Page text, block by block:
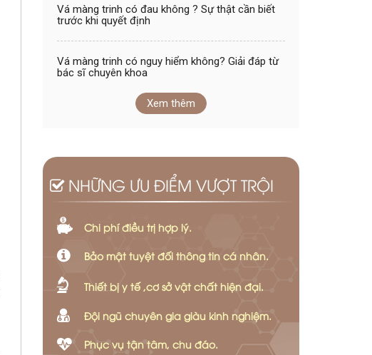
Vá màng trinh có đau không ? Sự thật cần biết
trước khi quyết định
Vá màng trinh có nguy hiểm không? Giải đáp từ
bác sĩ chuyên khoa
Xem thêm
NHỮNG ƯU ĐIỂM VƯỢT TRỘI
Chi phí điều trị hợp lý.
Bảo mật tuyệt đối thông tin cá nhân.
Thiết bị y tế ,cơ sở vật chất hiện đại.
Đội ngũ chuyên gia giàu kinh nghiệm.
Phục vụ tận tâm, chu đáo.